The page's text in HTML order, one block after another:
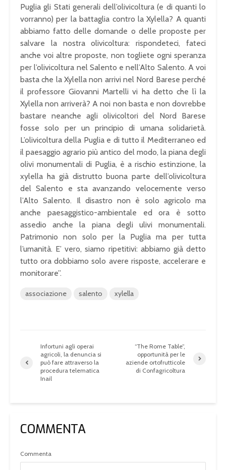
Puglia gli Stati generali dell’olivicoltura (e di quanti lo
vorranno) per la battaglia contro la Xylella? A quanti
abbiamo fatto delle domande o delle proposte per
salvare la nostra olivicoltura: rispondeteci, fateci
anche voi altre proposte, non togliete ogni speranza
per l’olivicoltura nel Salento e nell’Alto Salento. A voi
basta che la Xylella non arrivi nel Nord Barese perché
il professore Giovanni Martelli vi ha detto che lì la
Xylella non arriverà? A noi non basta e non dovrebbe
bastare neanche agli olivicoltori del Nord Barese
fosse solo per un principio di umana solidarietà.
L’olivicoltura della Puglia e di tutto il Mediterraneo ed
il paesaggio agrario più antico del modo, la piana degli
olivi monumentali di Puglia, è a rischio estinzione, la
xylella ha già distrutto buona parte dell’olivicoltura
del Salento e sta avanzando velocemente verso
l’Alto Salento. Il disastro non è solo agricolo ma
anche paesaggistico-ambientale ed ora è sotto
assedio anche la piana degli ulivi monumentali.
Patrimonio non solo per la Puglia ma per tutta
l’umanità. E’ vero, siamo ripetitivi: abbiamo già detto
tutto ora dobbiamo solo avere risposte, accelerare e
monitorare”.
associazione salento xylella
Infortuni agli operai
agricoli, la denuncia si
può fare attraverso la
procedura telematica
Inail
“The Rome Table”,
opportunità per le
aziende ortofrutticole
di Confagricoltura
COMMENTA
Commenta